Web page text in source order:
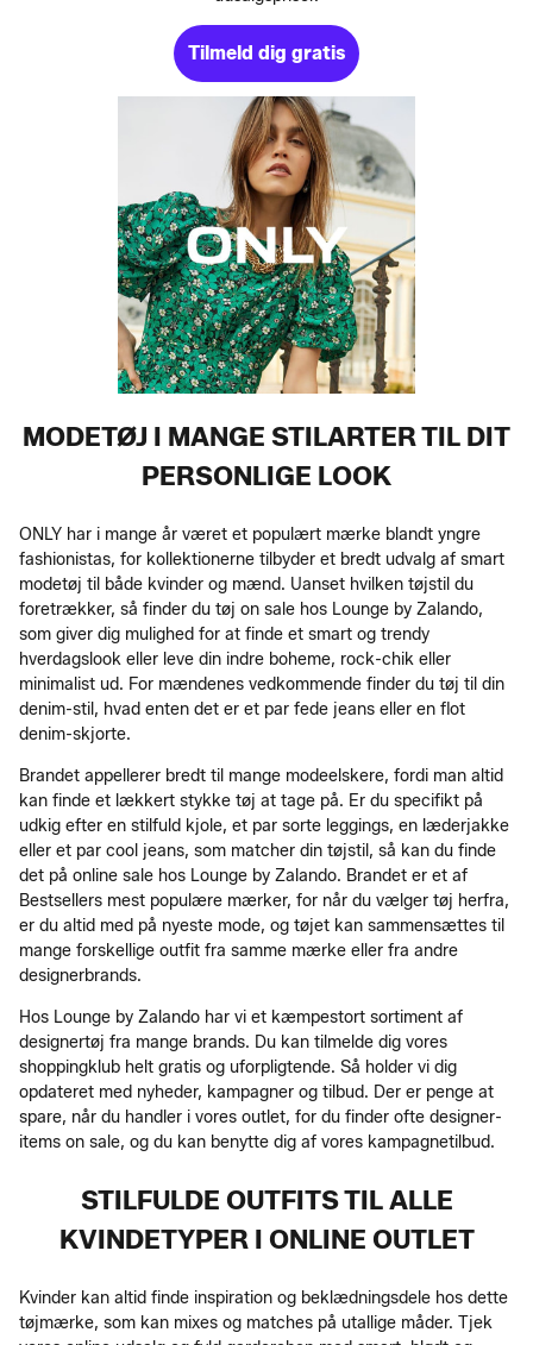
Tilmeld dig gratis
MODETØJ I MANGE STILARTER TIL DIT
PERSONLIGE LOOK
ONLY har i mange år været et populært mærke blandt yngre
fashionistas, for kollektionerne tilbyder et bredt udvalg af smart
modetøj til både kvinder og mænd. Uanset hvilken tøjstil du
foretrækker, så finder du tøj on sale hos Lounge by Zalando,
som giver dig mulighed for at finde et smart og trendy
hverdagslook eller leve din indre boheme, rock-chik eller
minimalist ud. For mændenes vedkommende finder du tøj til din
denim-stil, hvad enten det er et par fede jeans eller en flot
denim-skjorte.
Brandet appellerer bredt til mange modeelskere, fordi man altid
kan finde et lækkert stykke tøj at tage på. Er du specifikt på
udkig efter en stilfuld kjole, et par sorte leggings, en læderjakke
eller et par cool jeans, som matcher din tøjstil, så kan du finde
det på online sale hos Lounge by Zalando. Brandet er et af
Bestsellers mest populære mærker, for når du vælger tøj herfra,
er du altid med på nyeste mode, og tøjet kan sammensættes til
mange forskellige outfit fra samme mærke eller fra andre
designerbrands.
Hos Lounge by Zalando har vi et kæmpestort sortiment af
designertøj fra mange brands. Du kan tilmelde dig vores
shoppingklub helt gratis og uforpligtende. Så holder vi dig
opdateret med nyheder, kampagner og tilbud. Der er penge at
spare, når du handler i vores outlet, for du finder ofte designer-
items on sale, og du kan benytte dig af vores kampagnetilbud.
STILFULDE OUTFITS TIL ALLE
KVINDETYPER I ONLINE OUTLET
Kvinder kan altid finde inspiration og beklædningsdele hos dette
tøjmærke, som kan mixes og matches på utallige måder. Tjek